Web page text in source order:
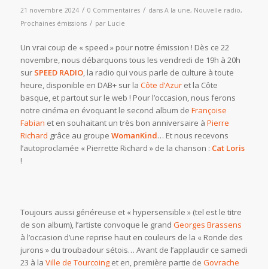
21 novembre 2024 / 0 Commentaires / dans A la une, Nouvelle radio,
Prochaines émissions / par Lucie
Un vrai coup de « speed » pour notre émission ! Dès ce 22
novembre, nous débarquons tous les vendredi de 19h à 20h
sur SPEED RADIO, la radio qui vous parle de culture à toute
heure, disponible en DAB+ sur la Côte d’Azuret la Côte
basque, et partout sur le web ! Pour l’occasion, nous ferons
notre cinéma en évoquant le second album de Françoise
Fabian et en souhaitant un très bon anniversaire à Pierre
Richard grâce au groupe WomanKind… Et nous recevons
l’autoproclamée « Pierrette Richard » de la chanson : Cat Loris
!
Toujours aussi généreuse et « hypersensible » (tel est le titre
de son album), l’artiste convoque le grand Georges Brassens
à l’occasion d’une reprise haut en couleurs de la « Ronde des
jurons » du troubadour sétois… Avant de l’applaudir ce samedi
23 à la Ville de Tourcoinget en, première partie de Govrache